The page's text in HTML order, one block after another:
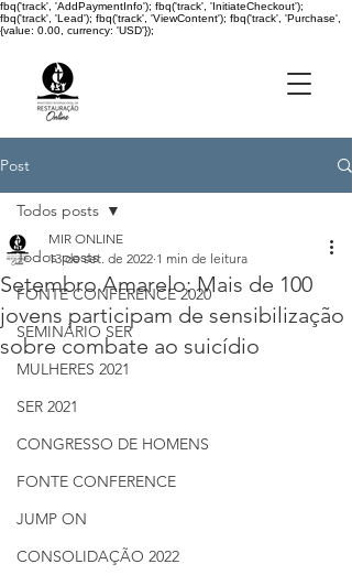
fbq('track', 'AddPaymentInfo'); fbq('track', 'InitiateCheckout');
fbq('track', 'Lead'); fbq('track', 'ViewContent'); fbq('track', 'Purchase',
{value: 0.00, currency: 'USD'});
Post
Todos posts
FONTE CONFERENCE 2020
SEMINÁRIO SER
MULHERES 2021
SER 2021
CONGRESSO DE HOMENS
FONTE CONFERENCE
JUMP ON
CONSOLIDAÇÃO 2022
Todos posts
Setembro Amarelo: Mais de 100
jovens participam de sensibilização
sobre combate ao suicídio
MIR ONLINE
13 de set. de 2022 1 min de leitura